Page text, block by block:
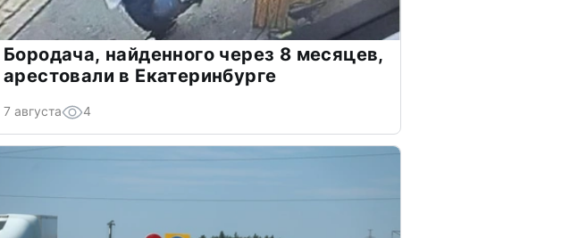
Бородача, найденного через 8 месяцев,
арестовали в Екатеринбурге
7 августа 4